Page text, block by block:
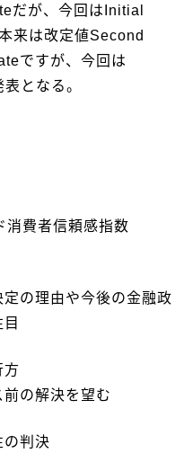
だが、今回はInitial
来は改定値Second
ですが、今回は
となる。
消費者信頼感指数
の理由や今後の金融政
方
の解決を望む
の判決